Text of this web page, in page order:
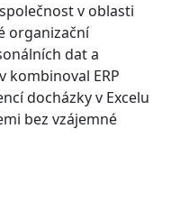
v oblasti
organizační
dat a
kombinoval ERP
docházky v Excelu
bez vzájemné